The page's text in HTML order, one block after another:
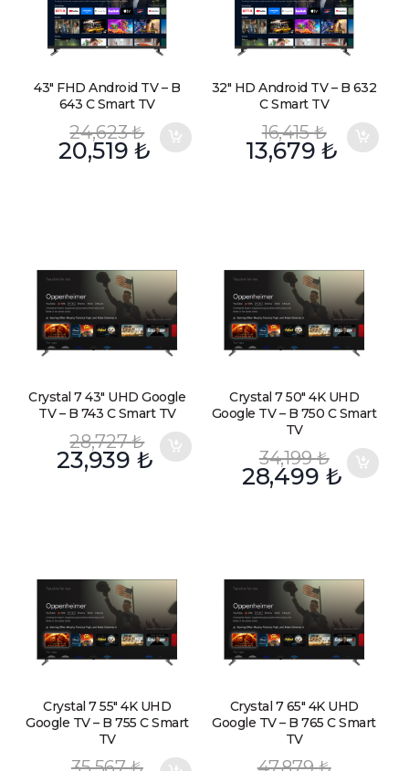
43″ FHD Android TV – B
643 C Smart TV
24,623₺
20,519₺
32″ HD Android TV – B 632
C Smart TV
16,415₺
13,679₺
Crystal 7 43″ UHD Google
TV – B 743 C Smart TV
28,727₺
23,939 ₺
Crystal 7 50″ 4K UHD
Google TV – B 750 C Smart
TV
34,199₺
28,499 ₺
Crystal 7 55″ 4K UHD
Google TV – B 755 C Smart
TV
Crystal 7 65″ 4K UHD
Google TV – B 765 C Smart
TV